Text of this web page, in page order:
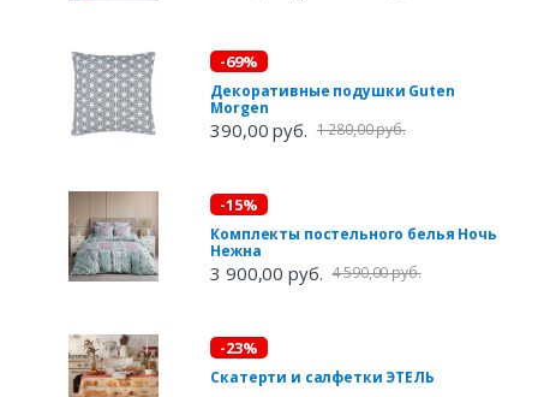
-69%
Декоративные подушки Guten
Morgen
390,00 руб. 1 280,00 руб.
-15%
Комплекты постельного белья Ночь
Нежна
3 900,00 руб. 4 590,00 руб.
-23%
Скатерти и салфетки ЭТЕЛЬ